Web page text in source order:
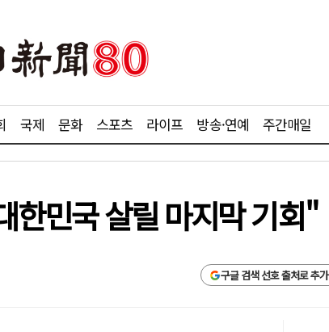
국제 문화 스포츠 라이프 방송·연예 주간매일
한민국 살릴 마지막 기회"
구글 검색 선호 출처로 추가